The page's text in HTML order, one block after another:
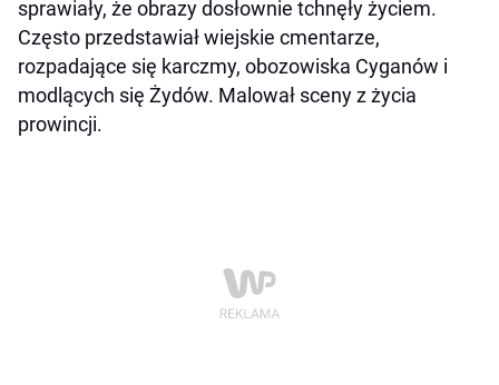
sprawiały, że obrazy dosłownie tchnęły życiem.
Często przedstawiał wiejskie cmentarze,
rozpadające się karczmy, obozowiska Cyganów i
modlących się Żydów. Malował sceny z życia
prowincji.